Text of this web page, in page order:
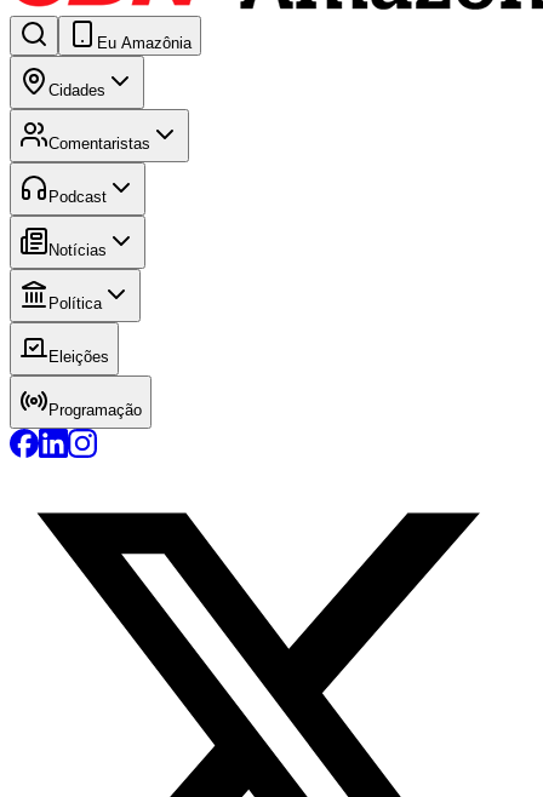
Eu Amazônia
Cidades
Comentaristas
Podcast
Notícias
Política
Eleições
Programação